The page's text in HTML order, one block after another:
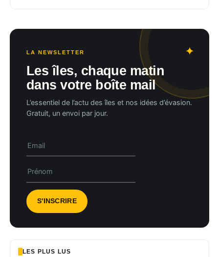
LA NEWSLETTER
Les îles, chaque matin
dans votre boîte mail
L’essentiel de l’actu des îles et nos idées d’évasion.
Gratuit, un envoi par jour.
LES PLUS LUS